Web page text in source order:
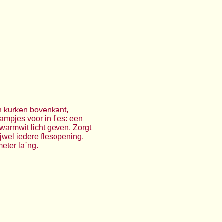
kurken bovenkant,
voor in fles: een
licht geven. Zorgt
iedere flesopening.
la`ng.